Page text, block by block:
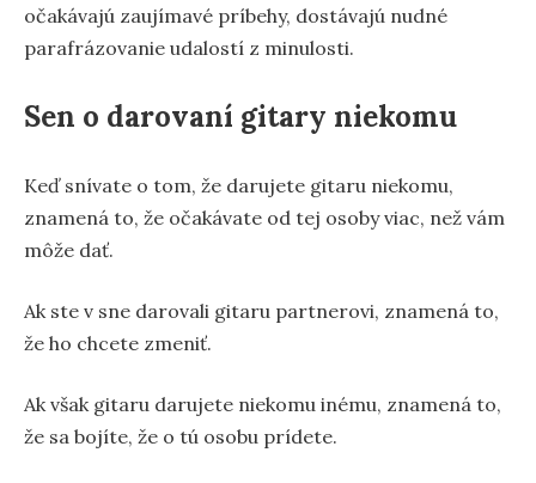
očakávajú zaujímavé príbehy, dostávajú nudné
parafrázovanie udalostí z minulosti.
Sen o darovaní gitary niekomu
Keď snívate o tom, že darujete gitaru niekomu,
znamená to, že očakávate od tej osoby viac, než vám
môže dať.
Ak ste v sne darovali gitaru partnerovi, znamená to,
že ho chcete zmeniť.
Ak však gitaru darujete niekomu inému, znamená to,
že sa bojíte, že o tú osobu prídete.